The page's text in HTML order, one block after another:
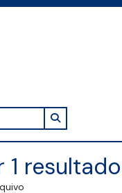
Search in
1